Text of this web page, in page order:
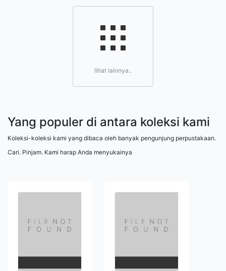
lihat lainnya..
Yang populer di antara koleksi kami
Koleksi-koleksi kami yang dibaca oleh banyak pengunjung perpustakaan.
Cari. Pinjam. Kami harap Anda menyukainya